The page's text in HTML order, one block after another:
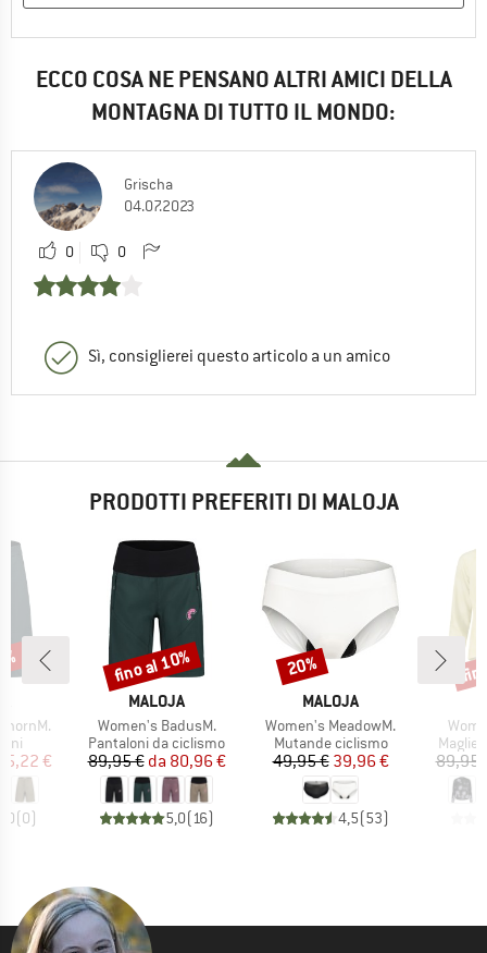
ECCO COSA NE PENSANO ALTRI AMICI DELLA
MONTAGNA DI TUTTO IL MONDO:
Grischa
04.07.2023
0 0
Sì, consiglierei questo articolo a un amico
PRODOTTI PREFERITI DI MALOJA
prodotti
ridotto
€
(0)
MARCHIO
MALOJA
Articolo
Women's BadusM.
Gruppo di prodotti
Pantaloni da ciclismo
Prezzo
89,95 € Prezzo ridotto
da 80,96 €
5,0( 16)
Sconto
fino al 10%
MARCHIO
MALOJA
Articolo
Women's MeadowM.
Gruppo di prodotti
Mutande ciclismo
Prezzo
49,95 €Prezzo ridotto
39,96 €
4,5(53)
Sconto
20%
89,95